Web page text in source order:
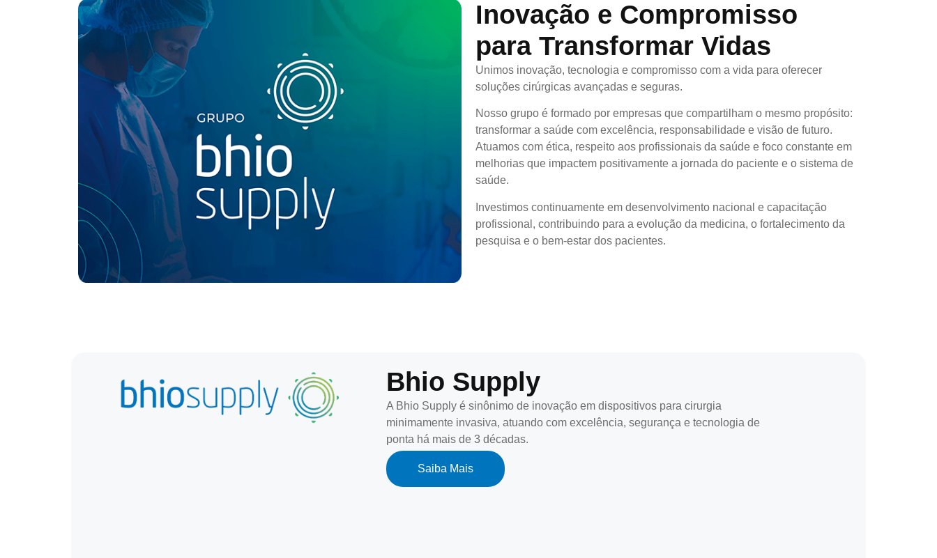
Inovação e Compromisso
para Transformar Vidas
Unimos inovação, tecnologia e compromisso com a vida para oferecer
soluções cirúrgicas avançadas e seguras.
Nosso grupo é formado por empresas que compartilham o mesmo propósito:
transformar a saúde com excelência, responsabilidade e visão de futuro.
Atuamos com ética, respeito aos profissionais da saúde e foco constante em
melhorias que impactem positivamente a jornada do paciente e o sistema de
saúde.
Investimos continuamente em desenvolvimento nacional e capacitação
profissional, contribuindo para a evolução da medicina, o fortalecimento da
pesquisa e o bem-estar dos pacientes.
Bhio Supply
A Bhio Supply é sinônimo de inovação em dispositivos para cirurgia
minimamente invasiva, atuando com excelência, segurança e tecnologia de
ponta há mais de 3 décadas.
Saiba Mais